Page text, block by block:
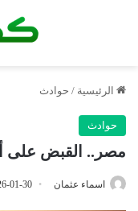
الرئيسية / حوادث
حوادث
مصر.. القبض على
اسماء عثمان 01-30